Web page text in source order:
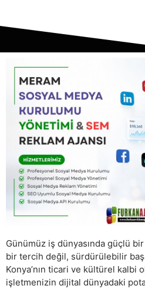
Günümüz iş dünyasında güçlü
bir tercih değil, sürdürülebilir
Konya’nın ticari ve kültürel kalbi
işletmenizin dijital dünyadaki